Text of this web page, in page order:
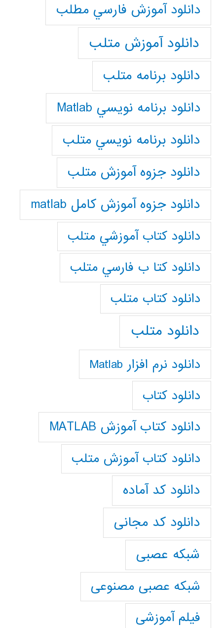
دانلود آموزش فارسي مطلب
دانلود آموزش متلب
دانلود برنامه متلب
دانلود برنامه نويسي Matlab
دانلود برنامه نويسي متلب
دانلود جزوه آموزش متلب
دانلود جزوه آموزش کامل matlab
دانلود كتاب آموزشي متلب
دانلود كتا ب فارسي متلب
دانلود كتاب متلب
دانلود متلب
دانلود نرم افزار Matlab
دانلود کتاب
دانلود کتاب آموزش MATLAB
دانلود کتاب آموزش متلب
دانلود کد آماده
دانلود کد مجانی
شبکه عصبی
شبکه عصبی مصنوعی
فیلم آموزشی